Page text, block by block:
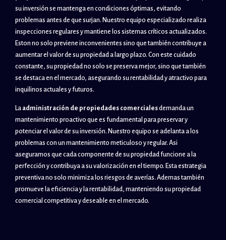
su inversión se mantenga en condiciones óptimas, evitando
problemas antes de que surjan. Nuestro equipo especializado realiza
inspecciones regulares y mantiene los sistemas críticos actualizados.
Eston no solo previene inconvenientes sino que también contribuye a
aumentar el valor de su propiedad a largo plazo. Con este cuidado
constante, su propiedad no solo se preserva mejor, sino que también
se destaca en el mercado, asegurando su rentabilidad y atractivo para
inquilinos actuales y futuros.
La administración de propiedades comercialesdemanda un
mantenimiento proactivo que es fundamental para preservar y
potenciar el valor de su inversión. Nuestro equipo se adelanta a los
problemas con un mantenimiento meticuloso y regular. Asi
aseguramos que cada componente de su propiedad funcione a la
perfección y contribuya a su valorización en el tiempo. Esta estrategia
preventiva no solo minimiza los riesgos de averías. Ademas también
promueve la eficiencia y la rentabilidad, manteniendo su propiedad
comercial competitiva y deseable en el mercado.